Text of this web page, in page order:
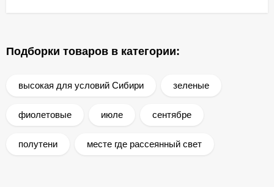
Подборки товаров в категории:
высокая для условий Сибири зеленые
фиолетовые июле сентябре
полутени месте где рассеянный свет